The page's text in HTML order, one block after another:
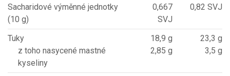
Sacharidové výměnné jednotky
(10 g)
0,667
SVJ
0,82 SVJ
Tuky
z toho nasycené mastné
kyseliny
18,9 g
2,85 g
23,3 g
3,5 g